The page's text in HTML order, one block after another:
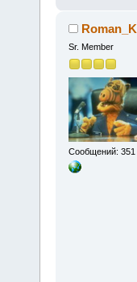
Roman_K
Sr. Member
Сообщений: 351